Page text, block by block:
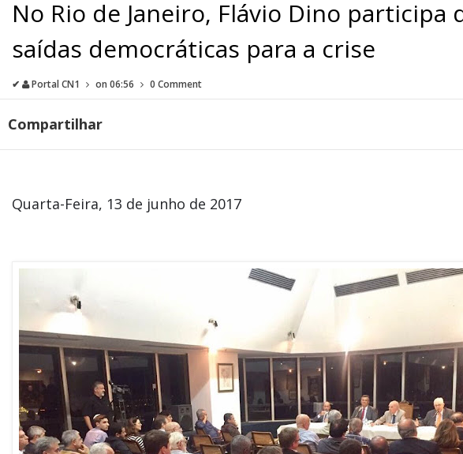
No Rio de Janeiro, Flávio Dino participa
saídas democráticas para a crise
✔ Portal CN1 on 06:56 0 Comment
Compartilhar
Quarta-Feira, 13 de junho de 2017